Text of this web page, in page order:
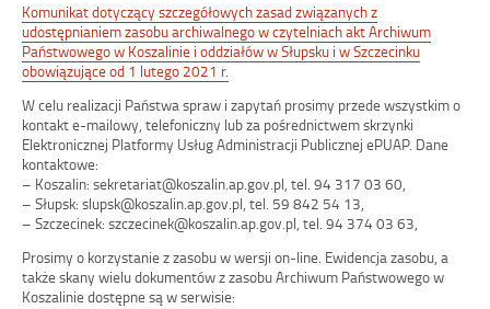
Komunikat dotyczący szczegółowych zasad związanych z
udostępnianiem zasobu archiwalnego w czytelniach akt Archiwum
Państwowego w Koszalinie i oddziałów w Słupsku i w Szczecinku
obowiązujące od 1 lutego 2021 r.
W celu realizacji Państwa spraw i zapytań prosimy przede wszystkim o
kontakt e-mailowy, telefoniczny lub za pośrednictwem skrzynki
Elektronicznej Platformy Usług Administracji Publicznej ePUAP. Dane
kontaktowe:
– Koszalin: sekretariat@koszalin.ap.gov.pl, tel. 94 317 03 60,
– Słupsk: slupsk@koszalin.ap.gov.pl, tel. 59 842 54 13,
– Szczecinek: szczecinek@koszalin.ap.gov.pl, tel. 94 374 03 63,
Prosimy o korzystanie z zasobu w wersji on-line. Ewidencja zasobu, a
także skany wielu dokumentów z zasobu Archiwum Państwowego w
Koszalinie dostępne są w serwisie: